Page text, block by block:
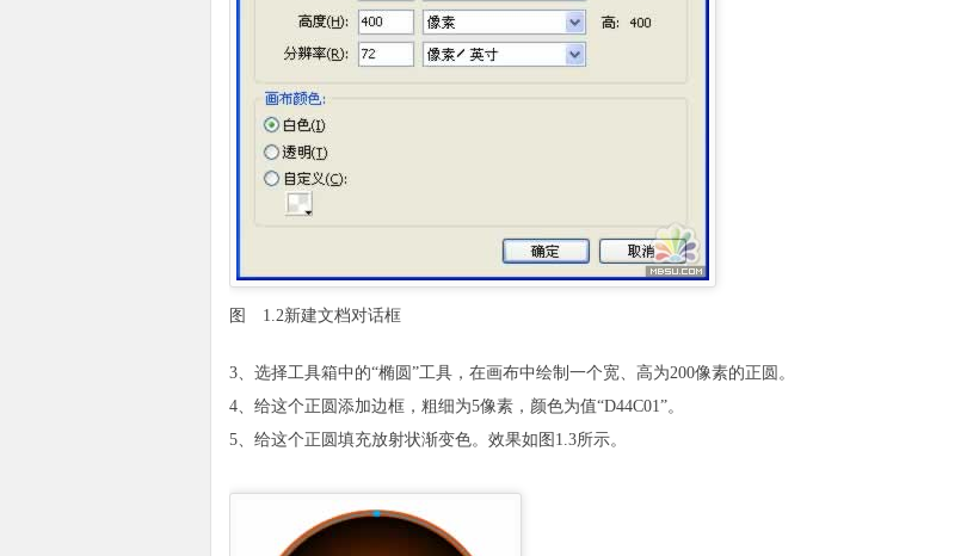
图 1.2新建文档对话框
3、选择工具箱中的“椭圆”工具，在画布中绘制一个宽、高为200像素的正圆。
4、给这个正圆添加边框，粗细为5像素，颜色为值“D44C01”。
5、给这个正圆填充放射状渐变色。效果如图1.3所示。